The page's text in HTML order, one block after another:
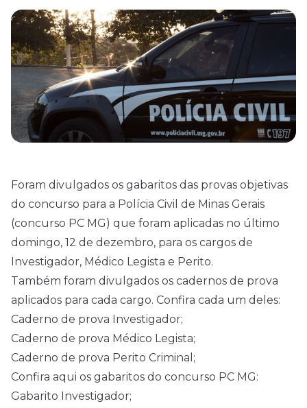
para cada cargo. Confira cada um deles:
Caderno de prova ...
Foram divulgados os gabaritos das provas objetivas
do concurso para a Polícia Civil de Minas Gerais
(concurso PC MG) que foram aplicadas no último
domingo, 12 de dezembro, para os cargos de
Investigador, Médico Legista e Perito.
Também foram divulgados os cadernos de prova
aplicados para cada cargo. Confira cada um deles:
Caderno de prova Investigador;
Caderno de prova Médico Legista;
Caderno de prova Perito Criminal;
Confira aqui os gabaritos do concurso PC MG:
Gabarito Investigador;